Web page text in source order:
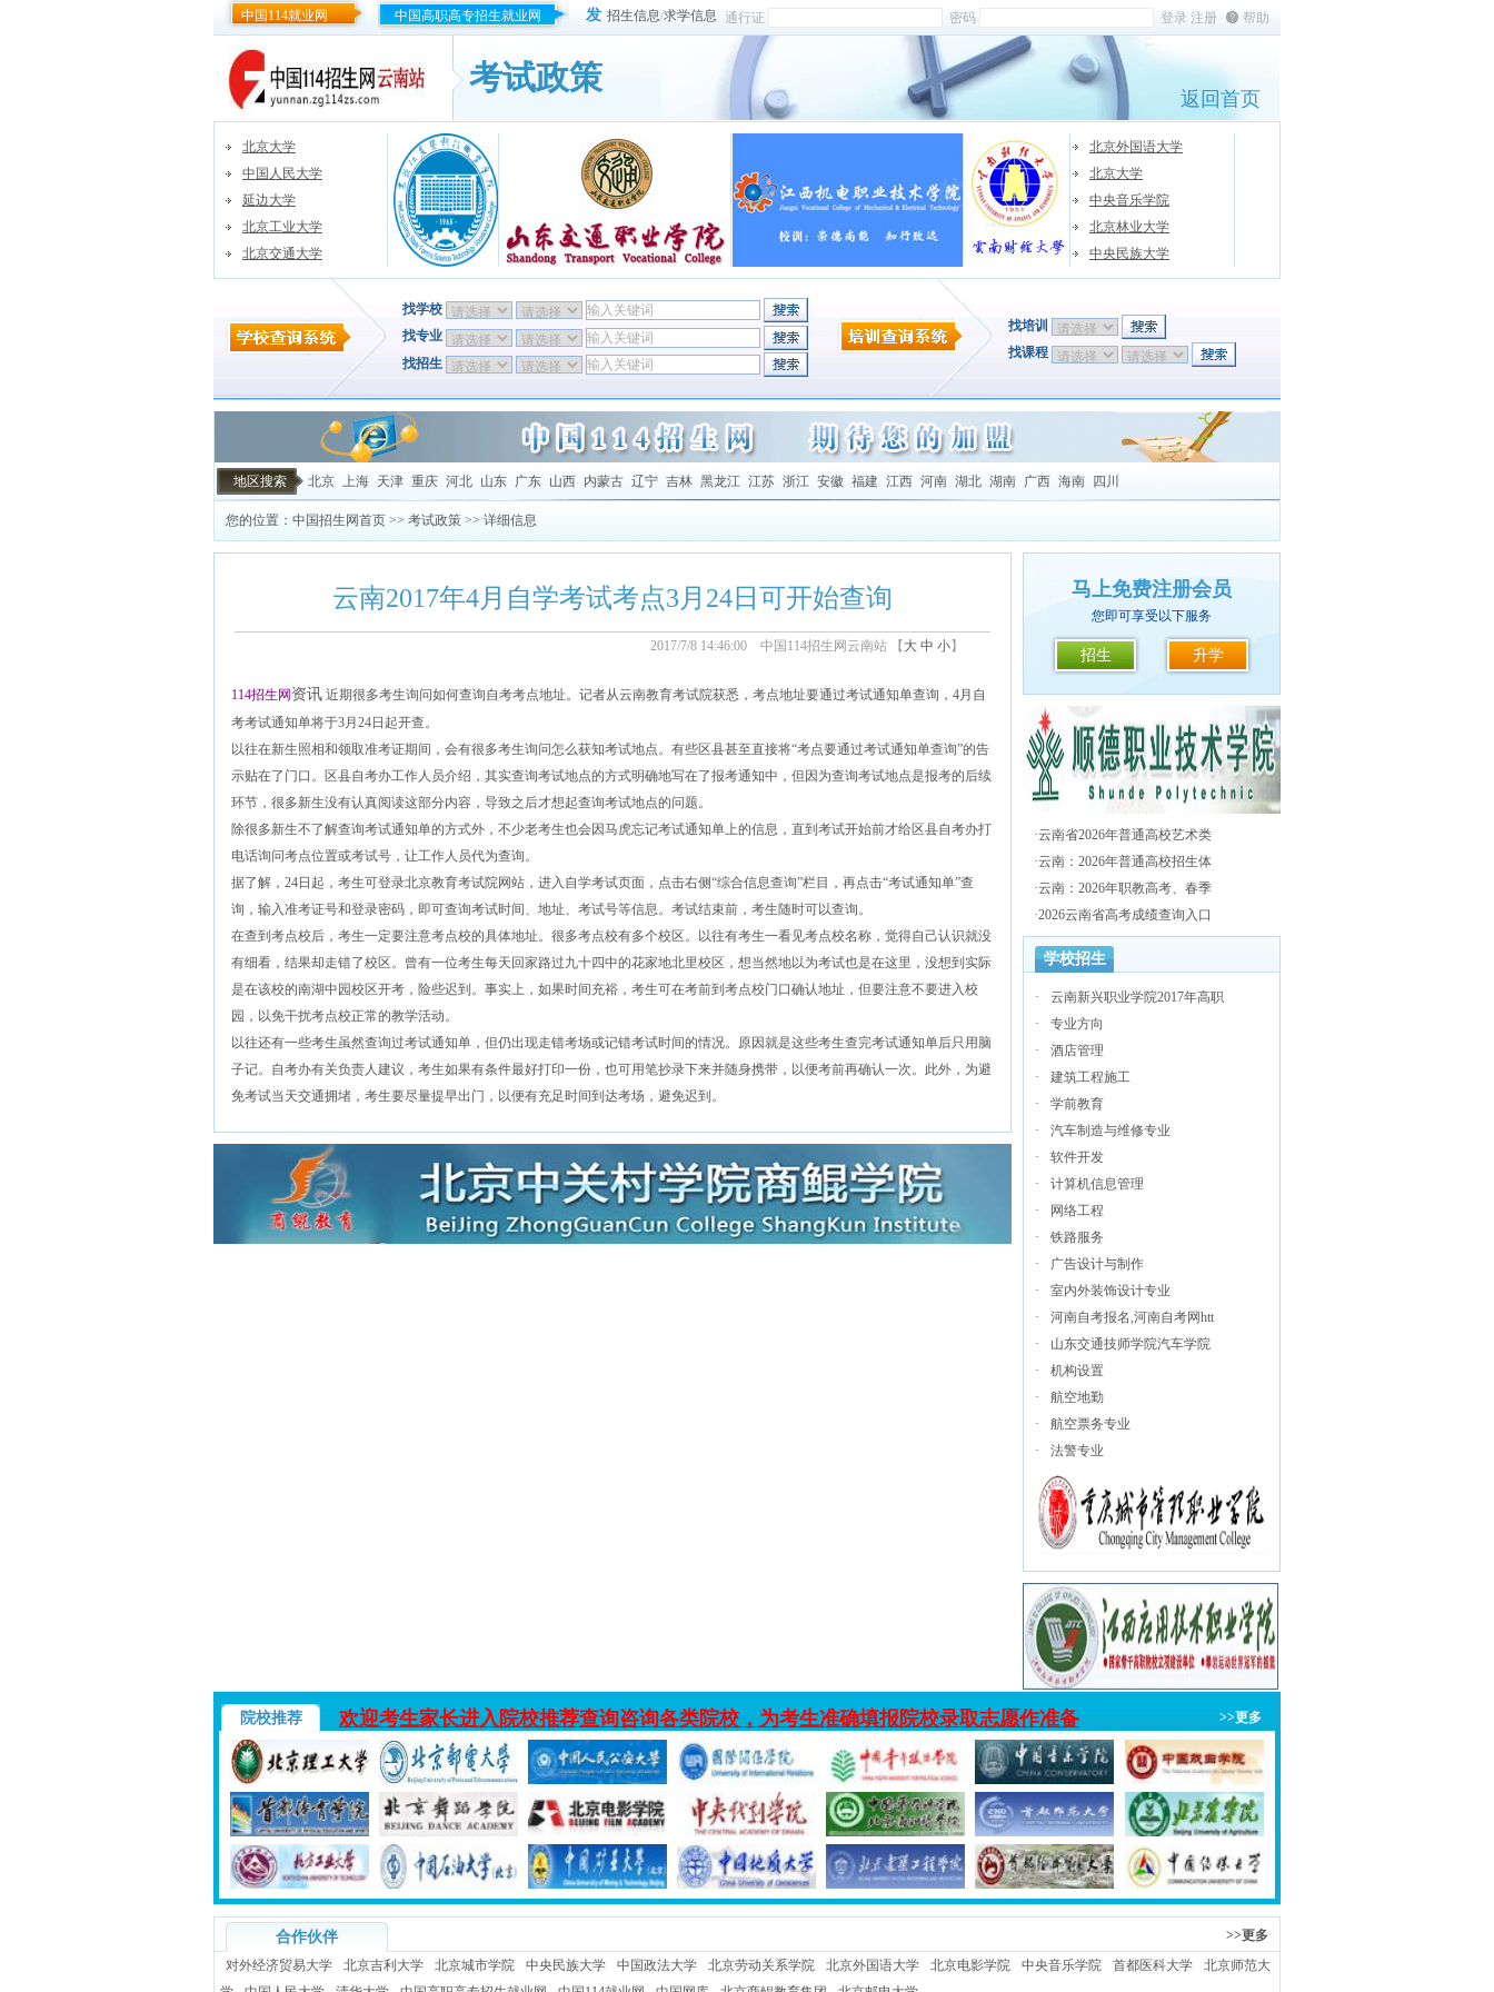
中国114就业网 中国高职高专招生就业网 发 招生信息/求学信息 通行证 密码 帮助
考试政策
返回首页
北京大学
中国人民大学
延边大学
北京工业大学
北京交通大学
北京外国语大学
北京大学
中央音乐学院
北京林业大学
中央民族大学
找学校
找专业
找招生
找培训
找课程
地区搜索 北京 上海 天津 重庆 河北 山东 广东 山西 内蒙古 辽宁 吉林 黑龙江 江苏 浙江 安徽 福建 江西 河南 湖北 湖南 广西 海南 四川
您的位置： 中国招生网首页 >> 考试政策 >> 详细信息
云南2017年4月自学考试考点3月24日可开始查询
2017/7/8 14:46:00 中国114招生网云南站 【 大 中 小】
114招生 网 资讯 近期很多考生询问如何查询自考考点地址。记者从云南教育考试院获悉，考点地址要通过考试通知单查询，4月自
考考试通知单将于3月24日起开查。
以往在新生照相和领取准考证期间，会有很多考生询问怎么获知考试地点。有些区县甚至直接将“考点要通过考试通知单查询”的告
示贴在了门口。区县自考办工作人员介绍，其实查询考试地点的方式明确地写在了报考通知中，但因为查询考试地点是报考的后续
环节，很多新生没有认真阅读这部分内容，导致之后才想起查询考试地点的问题。
除很多新生不了解查询考试通知单的方式外，不少老考生也会因马虎忘记考试通知单上的信息，直到考试开始前才给区县自考办打
电话询问考点位置或考试号，让工作人员代为查询。
据了解，24日起，考生可登录北京教育考试院网站，进入自学考试页面，点击右侧“综合信息查询”栏目，再点击“考试通知单”查
询，输入准考证号和登录密码，即可查询考试时间、地址、考试号等信息。考试结束前，考生随时可以查询。
在查到考点校后，考生一定要注意考点校的具体地址。很多考点校有多个校区。以往有考生一看见考点校名称，觉得自己认识就没
有细看，结果却走错了校区。曾有一位考生每天回家路过九十四中的花家地北里校区，想当然地以为考试也是在这里，没想到实际
是在该校的南湖中园校区开考，险些迟到。事实上，如果时间充裕，考生可在考前到考点校门口确认地址，但要注意不要进入校
园，以免干扰考点校正常的教学活动。
以往还有一些考生虽然查询过考试通知单，但仍出现走错考场或记错考试时间的情况。原因就是这些考生查完考试通知单后只用脑
子记。自考办有关负责人建议，考生如果有条件最好打印一份，也可用笔抄录下来并随身携带，以便考前再确认一次。此外，为避
免考试当天交通拥堵，考生要尽量提早出门，以便有充足时间到达考场，避免迟到。
马上免费注册会员
您即可享受以下服务
招生 升学
·云南省2026年普通高校艺术类
·云南：2026年普通高校招生体
·云南：2026年职教高考、春季
·2026云南省高考成绩查询入口
学校招生
·
云南新兴职业学院2017年高职
·
专业方向
·
酒店管理
·
建筑工程施工
·
学前教育
·
汽车制造与维修专业
·
软件开发
·
计算机信息管理
·
网络工程
·
铁路服务
·
广告设计与制作
·
室内外装饰设计专业
·
河南自考报名,河南自考网htt
·
山东交通技师学院汽车学院
·
机构设置
·
航空地勤
·
航空票务专业
·
法警专业
院校推荐 欢迎考生家长进入院校推荐查询咨询各类院校，为考生准确填报院校录取志愿作准备 >>更多
合作伙伴
>>更多
对外经济贸易大学
北京吉利大学 北京城市学院 中央民族大学 中国政法大学 北京劳动关系学院 北京外国语大学 北京电影学院 中央音乐学院 首都医科大学
北京师范大